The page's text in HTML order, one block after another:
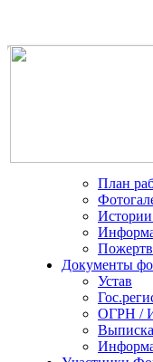
План
Документы
Устав
ОГРН /
Выписка